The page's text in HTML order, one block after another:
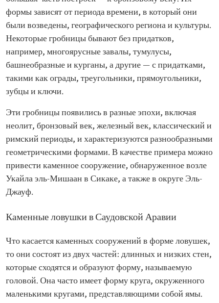
формы зависят от периода времени, в который они
были возведены, географического региона и культуры.
Некоторые гробницы бывают без придатков,
например, многоярусные завалы, тумулусы,
башнеобразные и курганы, а другие — с придатками,
такими как ограды, треугольники, прямоугольники,
зубцы и ключи.
Эти гробницы появились в разные эпохи, включая
неолит, бронзовый век, железный век, классический и
римский периоды, и характеризуются разнообразными
геометрическими формами. В качестве примера можно
привести каменное сооружение, обнаруженное возле
Укайла эль-Мишаан в Сикаке, а также в округе Эль-
Джауф.
Каменные ловушки в Саудовской Аравии
Что касается каменных сооружений в форме ловушек,
то они состоят из двух частей: длинных и низких стен,
которые сходятся и образуют форму, называемую
головой. Она часто имеет форму круга, окруженного
маленькими кругами, представляющими собой ямы.